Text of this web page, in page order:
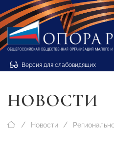
Версия для слабовидящих
НОВОСТИ
Новости